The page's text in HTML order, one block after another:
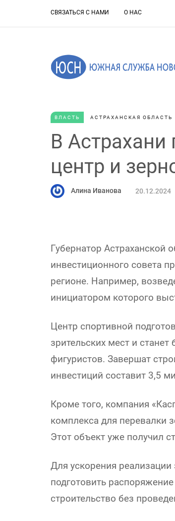
СВЯЗАТЬСЯ С НАМИ О НАС
ВЛАСТЬ АСТРАХАНСКАЯ ОБЛАСТЬ
В
центр и
Алина Иванова 20.12.2024
Губернатор Астраханской
инвестиционного совета
регионе. Например,
инициатором которого
Центр спортивной
зрительских мест и
фигуристов. Завершат
инвестиций составит 3,5
Кроме того, компания
комплекса для перевалки
Этот объект уже получил
Для ускорения реализации
подготовить
строительство без